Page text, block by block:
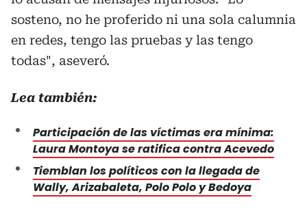
sosteno, no he proferido ni una sola calumnia
en redes, tengo las pruebas y las tengo
todas", aseveró.
Lea también:
Participación de las víctimas era mínima:
Laura Montoya se ratifica contra Acevedo
Tiemblan los políticos con la llegada de
Wally, Arizabaleta, Polo Polo y Bedoya